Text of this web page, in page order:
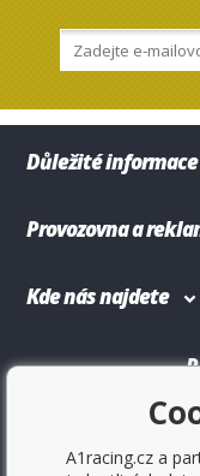
Důležité informace
Provozovna a
Kde nás najdete
A1racing.cz a